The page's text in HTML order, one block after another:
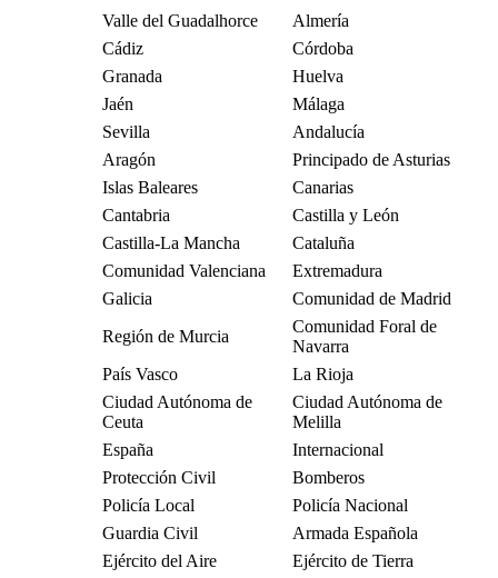
Valle del Guadalhorce
Almería
Cádiz
Córdoba
Granada
Huelva
Jaén
Málaga
Sevilla
Andalucía
Aragón
Principado de Asturias
Islas Baleares
Canarias
Cantabria
Castilla y León
Castilla-La Mancha
Cataluña
Comunidad Valenciana
Extremadura
Galicia
Comunidad de Madrid
Región de Murcia
Comunidad Foral de
Navarra
País Vasco
La Rioja
Ciudad Autónoma de
Ceuta
Ciudad Autónoma de
Melilla
España
Internacional
Protección Civil
Bomberos
Policía Local
Policía Nacional
Guardia Civil
Armada Española
Ejército del Aire
Ejército de Tierra